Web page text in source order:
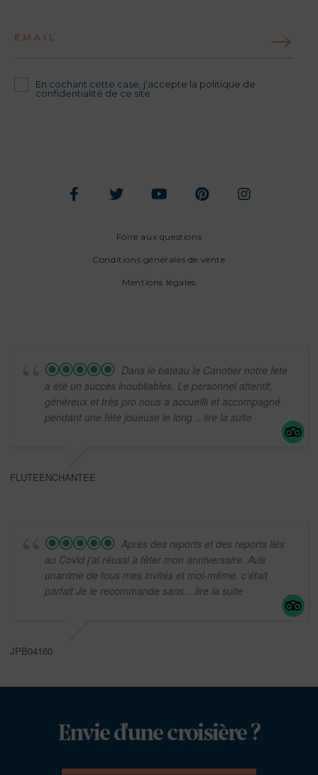
EMAIL
En cochant cette case, j'accepte la politique de
confidentialité de ce site
Foire aux questions
Conditions générales de vente
Mentions légales
Dans le bateau le Canotier notre fete
a été un succès inoubliables. Le personnel attentif,
généreux et très pro nous a accueilli et accompagné
pendant une fête joueuse le long ...lire la suite
FLUTEENCHANTEE
Après des reports et des reports liés
au Covid j’ai réussi à fêter mon anniversaire. Avis
unanime de tous mes invités et moi-même, c’était
parfait Je le recommande sans ...lire la suite
JPB04160
Envie d'une croisière ?